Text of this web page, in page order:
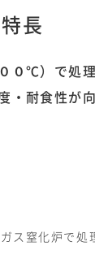
長
０℃）で処
・耐食性が向
ス窒化炉で